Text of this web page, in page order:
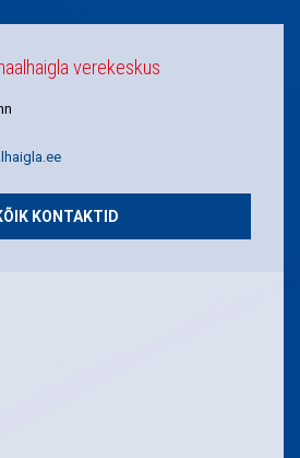
verekeskus
KONTAKTID